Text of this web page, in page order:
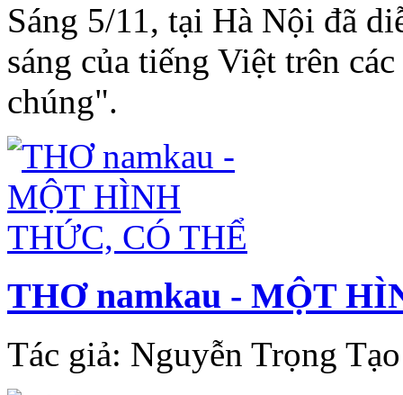
Sáng 5/11, tại Hà Nội đã
sáng của tiếng Việt trên
chúng".
THƠ namkau - MỘT
Tác giả: Nguyễn Trọng Tạo